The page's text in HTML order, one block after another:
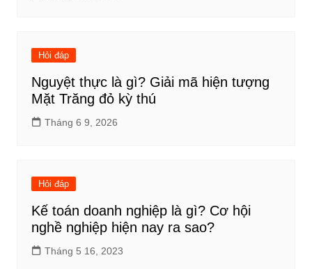
Hỏi đáp
Nguyệt thực là gì? Giải mã hiện tượng
Mặt Trăng đỏ kỳ thú
Tháng 6 9, 2026
Hỏi đáp
Kế toán doanh nghiệp là gì? Cơ hội
nghề nghiệp hiện nay ra sao?
Tháng 5 16, 2023